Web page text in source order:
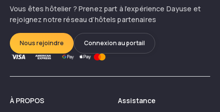
Vous êtes hôtelier ? Prenez part à l’expérience Dayuse et
rejoignez notre réseau d’hôtels partenaires
Nous rejoindre Connexion au portail
À PROPOS Assistance